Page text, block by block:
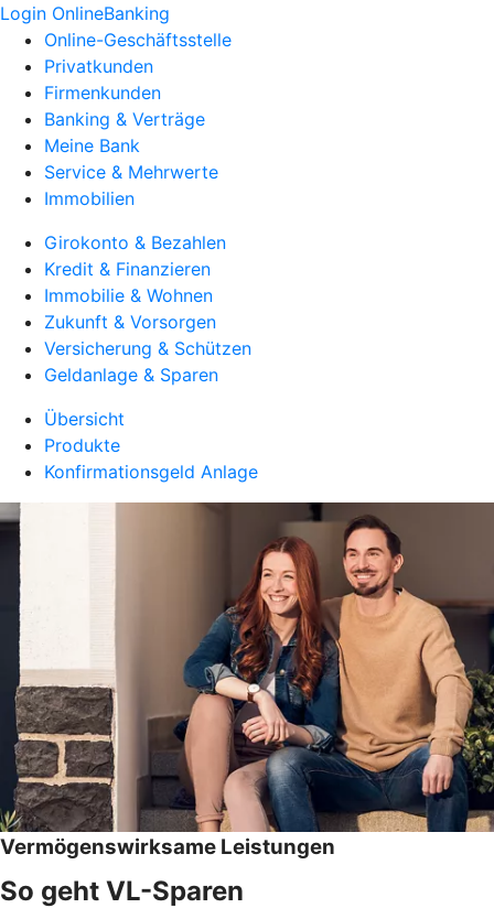
Login OnlineBanking
Online-Geschäftsstelle
Privatkunden
Firmenkunden
Banking & Verträge
Meine Bank
Service & Mehrwerte
Immobilien
Girokonto & Bezahlen
Kredit & Finanzieren
Immobilie & Wohnen
Zukunft & Vorsorgen
Versicherung & Schützen
Geldanlage & Sparen
Übersicht
Produkte
Konfirmationsgeld Anlage
Vermögenswirksame Leistungen
So geht VL-Sparen